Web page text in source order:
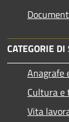
CATEGORIE
Anagrafe
Cultura e
Vita